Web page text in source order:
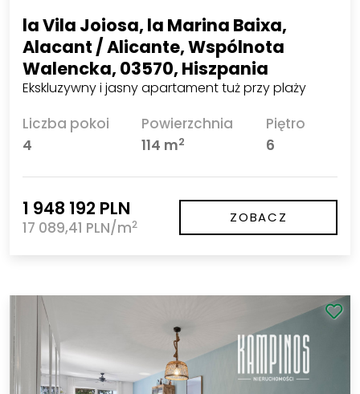
la Vila Joiosa, la Marina Baixa,
Alacant / Alicante, Wspólnota
Walencka, 03570, Hiszpania
Ekskluzywny i jasny apartament tuż przy plaży
Liczba pokoi
4
Powierzchnia
114 m2
Piętro
6
1 948 192 PLN
17 089,41 PLN/m2 ZOBACZ